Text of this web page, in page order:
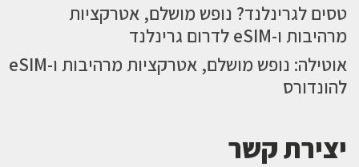
טסים לגרינלנד? נופש מושלם, אטרקציות
מרהיבות ו-eSIM לדרום גרינלנד
אוטילה: נופש מושלם, אטרקציות מרהיבות ו-eSIM
להונדורס
יצירת קשר